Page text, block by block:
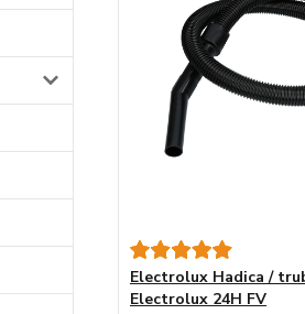
Electrolux Hadica /
Electrolux 24H FV